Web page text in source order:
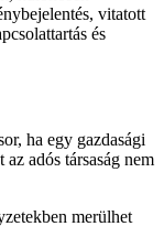
vitatott
és
ha egy gazdasági
adós társaság nem
merülhet